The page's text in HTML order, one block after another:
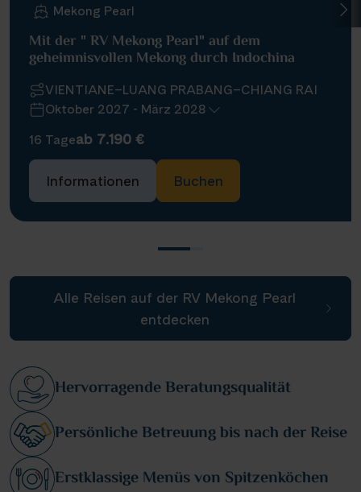
Mekong Pearl
Mit der " RV Mekong Pearl" auf dem
geheimnisvollen Mekong durch Indochina
VIENTIANE–LUANG PRABANG–CHIANG RAI
Oktober 2027 - März 2028
16 Tageab 7.190 €
Informationen Buchen
Alle Reisen auf der RV Mekong Pearl
entdecken
Hervorragende Beratungsqualität
Persönliche Betreuung bis nach der Reise
Erstklassige Menüs von Spitzenköchen